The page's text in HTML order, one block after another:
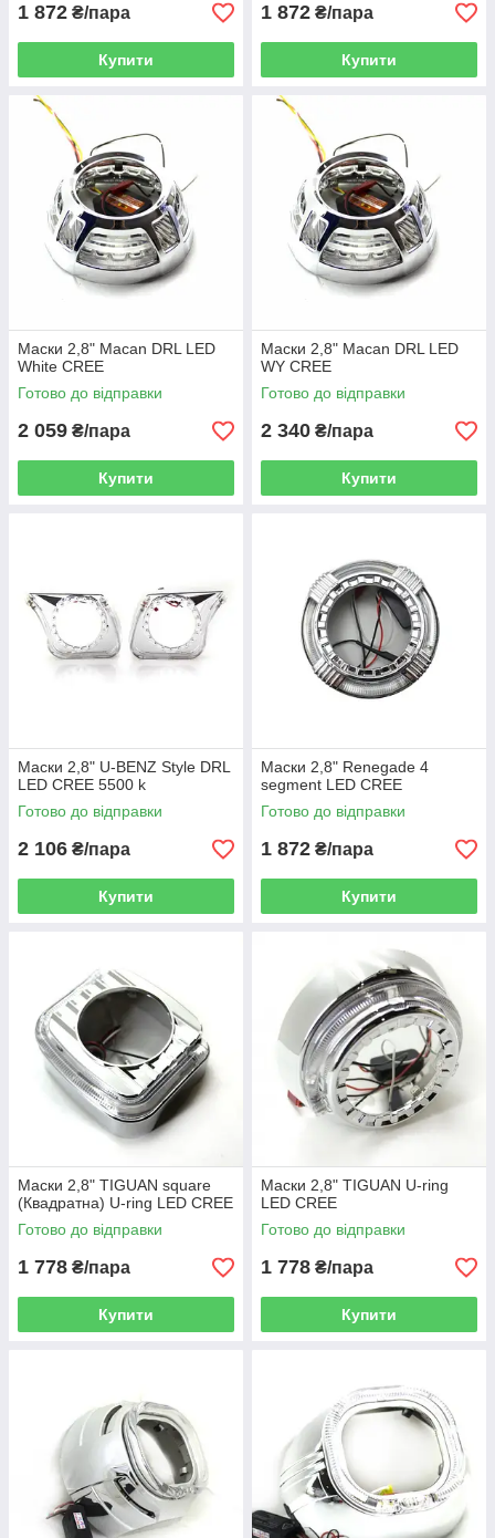
1 872 ₴/пара
Купити
1 872 ₴/пара
Купити
Маски 2,8" Macan DRL LED
White CREE
Готово до відправки
2 059 ₴/пара
Купити
Маски 2,8" Macan DRL LED
WY CREE
Готово до відправки
2 340 ₴/пара
Купити
Маски 2,8" U-BENZ Style DRL
LED CREE 5500 k
Готово до відправки
2 106 ₴/пара
Купити
Маски 2,8" Renegade 4
segment LED CREE
Готово до відправки
1 872 ₴/пара
Купити
Маски 2,8" TIGUAN square
(Квадратна) U-ring LED CREE
Готово до відправки
1 778 ₴/пара
Купити
Маски 2,8" TIGUAN U-ring
LED CREE
Готово до відправки
1 778 ₴/пара
Купити